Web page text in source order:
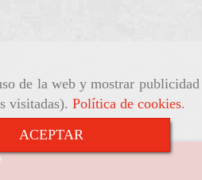
de la web y mostrar publicidad
visitadas). Política de cookies.
ACEPTAR